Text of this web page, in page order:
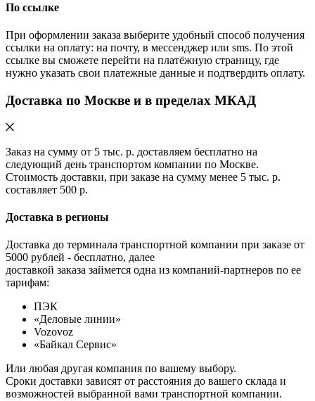
По ссылке
При оформлении заказа выберите удобный способ получения
ссылки на оплату: на почту, в мессенджер или sms. По этой
ссылке вы сможете перейти на платёжную страницу, где
нужно указать свои платежные данные и подтвердить оплату.
Доставка по Москве и в пределах МКАД
Заказ на сумму от 5 тыс. р. доставляем бесплатно на
следующий день транспортом компании по Москве.
Стоимость доставки, при заказе на сумму менее 5 тыс. р.
составляет 500 р.
Доставка в регионы
Доставка до терминала транспортной компании при заказе от
5000 рублей - бесплатно, далее
доставкой заказа займется одна из компаний-партнеров по ее
тарифам:
ПЭК
«Деловые линии»
Vozovoz
«Байкал Сервис»
Или любая другая компания по вашему выбору.
Сроки доставки зависят от расстояния до вашего склада и
возможностей выбранной вами транспортной компании.